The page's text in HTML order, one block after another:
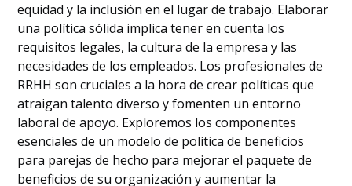
equidad y la inclusión en el lugar de trabajo. Elaborar
una política sólida implica tener en cuenta los
requisitos legales, la cultura de la empresa y las
necesidades de los empleados. Los profesionales de
RRHH son cruciales a la hora de crear políticas que
atraigan talento diverso y fomenten un entorno
laboral de apoyo. Exploremos los componentes
esenciales de un modelo de política de beneficios
para parejas de hecho para mejorar el paquete de
beneficios de su organización y aumentar la